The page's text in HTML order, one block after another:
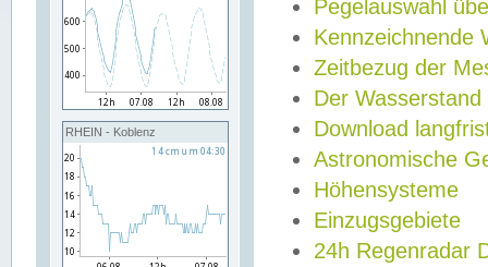
RHEIN - Koblenz
Pegelauswahl
Kennzeichnende
Zeitbezug der
Der Wasserstand
Download
Astronomische
Höhensysteme
Einzugsgebiete
24h Regenradar